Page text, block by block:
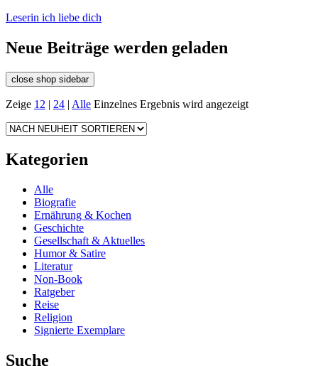
Leserin ich liebe dich
Neue Beiträge werden geladen
close shop sidebar
Zeige 12 | 24 | Alle Einzelnes Ergebnis wird angezeigt
Kategorien
Alle
Biografie
Ernährung & Kochen
Geschichte
Gesellschaft & Aktuelles
Humor & Satire
Literatur
Non-Book
Ratgeber
Reise
Religion
Signierte Exemplare
Suche